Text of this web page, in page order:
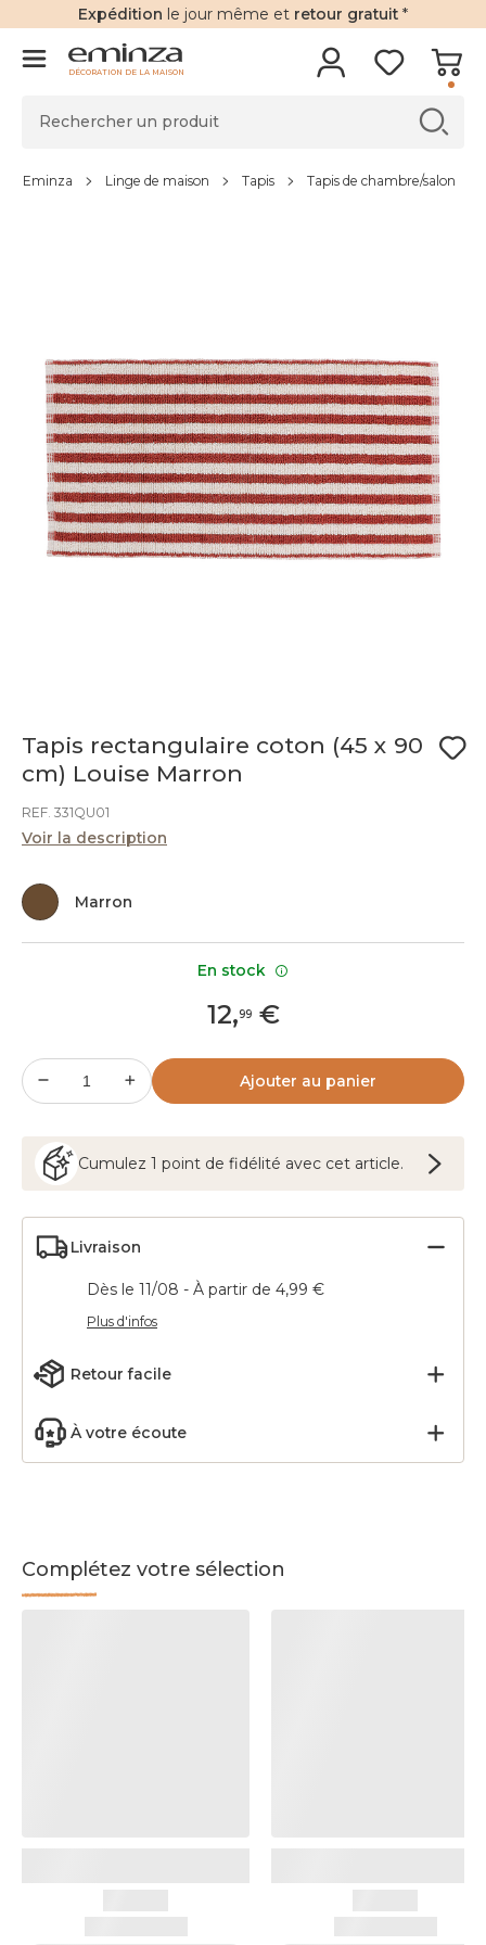
Expédition le jour même et retour gratuit *
DÉCORATION DE LA MAISON
Eminza Linge de maison Tapis Tapis de chambre/salon
Tapis rectangulaire coton (45 x 90
cm) Louise Marron
REF. 331QU01
Voir la description
Marron
12,99€
Ajouter au panier
Cumulez 1 point de fidélité avec cet article.
Livraison
Dès le 11/08 - À partir de 4,99 €
Plus d'infos
Retour facile
À votre écoute
Complétez votre sélection